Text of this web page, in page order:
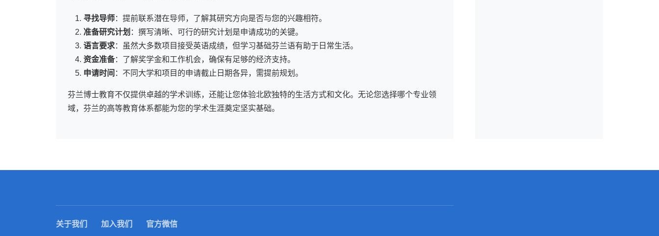
寻找导师：提前联系潜在导师，了解其研究方向是否与您的兴趣相符。
准备研究计划 ：撰写清晰、可行的研究计划是申请成功的关键。
语言要求：虽然大多数项目接受英语成绩，但学习基础芬兰语有助于日常生活。
资金准备：了解奖学金和工作机会，确保有足够的经济支持。
申请时间 ：不同大学和项目的申请截止日期各异，需提前规划。
芬兰博士教育不仅提供卓越的学术训练，还能让您体验北欧独特的生活方式和文化。无论您选择哪个专业领
域，芬兰的高等教育体系都能为您的学术生涯奠定坚实基础。
关于我们 加入我们 官方微信